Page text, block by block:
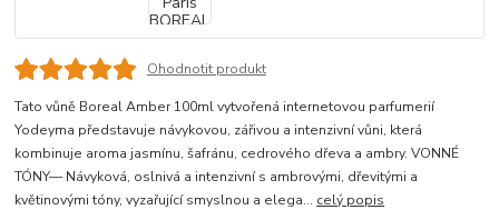
Ohodnotit produkt
Tato vůně Boreal Amber 100ml vytvořená internetovou parfumerií
Yodeyma představuje návykovou, zářivou a intenzivní vůni, která
kombinuje aroma jasmínu, šafránu, cedrového dřeva a ambry. VONNÉ
TÓNY— Návyková, oslnivá a intenzivní s ambrovými, dřevitými a
květinovými tóny, vyzařující smyslnou a elega... celý popis